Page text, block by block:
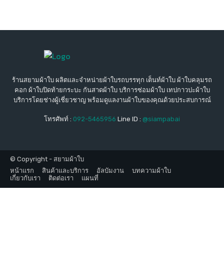
ร้านสยามผ้าใบ ผลิตและจำหน่ายผ้าใบรถบรรทุก เต็นท์ผ้าใบ ผ้าใบคลุมรถ
คอก ผ้าใบปิดท้ายกระบะ กันสาดผ้าใบ บริการซ่อมผ้าใบ เทปกาวปะผ้าใบ
บริการโดยช่างผู้เชี่ยวชาญ พร้อมดูแลงานผ้าใบของคุณด้วยประสบการณ์
โทรศัพท์ : 092-5465956 Line ID : @siampabai
© Copyright - สยามผ้าใบ
หน้าแรก
สินค้าและบริการ อัลบัมงาน
บทความผ้าใบ
เกี่ยวกับเรา
ติดต่อเรา แผนที่